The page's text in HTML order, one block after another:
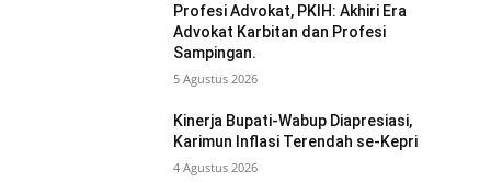
Profesi Advokat, PKIH: Akhiri Era
Advokat Karbitan dan Profesi
Sampingan.
5 Agustus 2026
Kinerja Bupati-Wabup Diapresiasi,
Karimun Inflasi Terendah se-Kepri
4 Agustus 2026